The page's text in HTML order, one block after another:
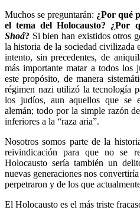
Muchos se preguntarán: ¿Por qué
el tema del Holocausto? ¿Por
Shoá? Si bien han existidos otros
la historia de la sociedad civilizada
intento, sin precedentes, de
más importante matar a todos los
este propósito, de manera
régimen nazi utilizó la tecnología
los judíos, aun aquellos que se
alemán; todo por la simple razón
inferiores a la “raza aria”.
Nosotros somos parte de la
reivindicación para que no se
Holocausto sería también un
nuevas generaciones nos
perpetraron y de los que
El Holocausto es el más triste